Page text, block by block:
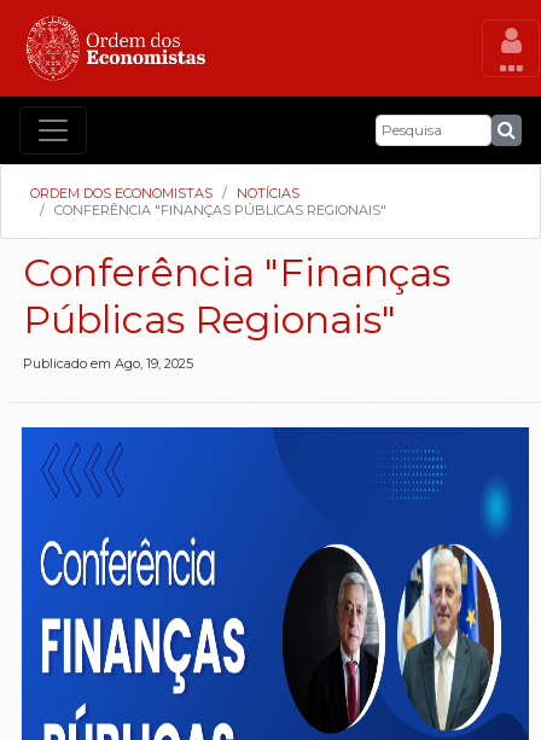
ORDEM DOS ECONOMISTAS
NOTÍCIAS
CONFERÊNCIA "FINANÇAS PÚBLICAS REGIONAIS"
Conferência "Finanças
Públicas Regionais"
Publicado em Ago, 19, 2025